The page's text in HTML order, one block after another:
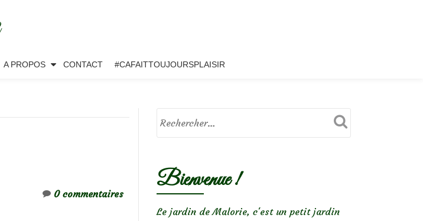
A PROPOS CONTACT #CAFAITTOUJOURSPLAISIR
0 commentaires
Bienvenue !
Le jardin de Malorie, c'est un petit jardin